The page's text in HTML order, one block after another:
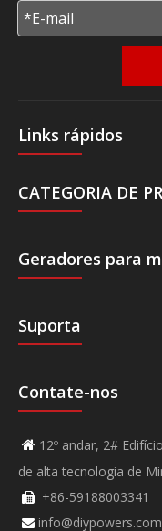
Links rápidos
CATEGORIA DE
Geradores para
Suporta
Contate-nos
 12º andar, 2#
de alta tecnologia de
 +86-59188003341
 info@diypowers.com